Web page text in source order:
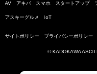
AV アキバ スマホ スタートアップ
アスキーグルメ IoT
サイトポリシー プライバシーポリシー
© KADOKAWA ASCII